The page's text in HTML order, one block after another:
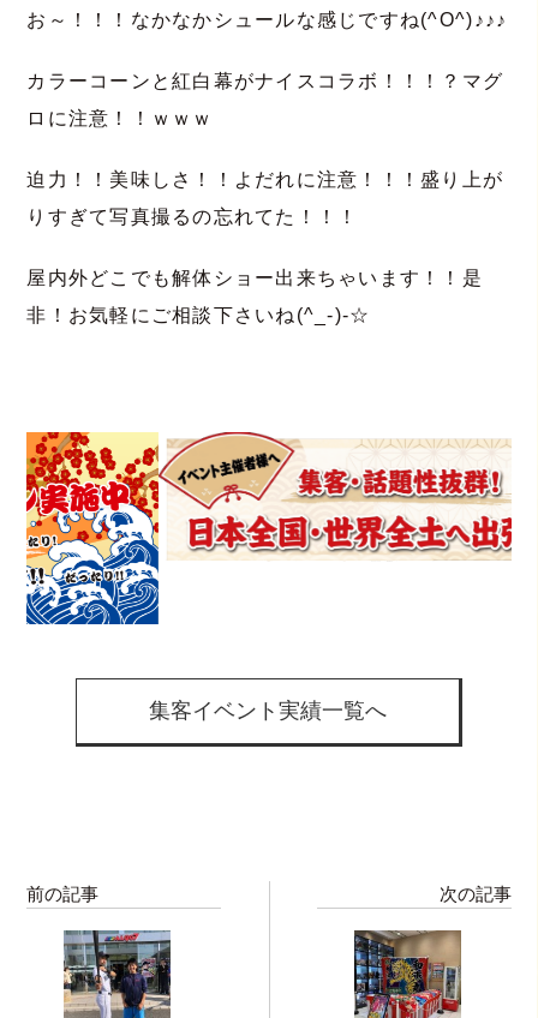
お～！！！なかなかシュールな感じですね(^O^)♪♪♪
カラーコーンと紅白幕がナイスコラボ！！！？マグ
ロに注意！！ｗｗｗ
迫力！！美味しさ！！よだれに注意！！！盛り上が
りすぎて写真撮るの忘れてた！！！
屋内外どこでも解体ショー出来ちゃいます！！是
非！お気軽にご相談下さいね(^_-)-☆
集客イベント実績一覧へ
前の記事 次の記事